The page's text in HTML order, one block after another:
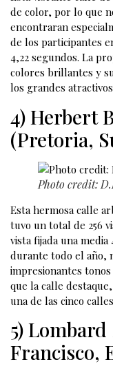
de color, por lo que
encontraran
de los participantes
4,22 segundos. La
colores brillantes y
los grandes
4) Herbert
(Pretoria,
Photo credit:
Esta hermosa calle
tuvo un total de 256
vista fijada una media
durante todo el año,
impresionantes
que la calle
una de las cinco
5)
Francisco,